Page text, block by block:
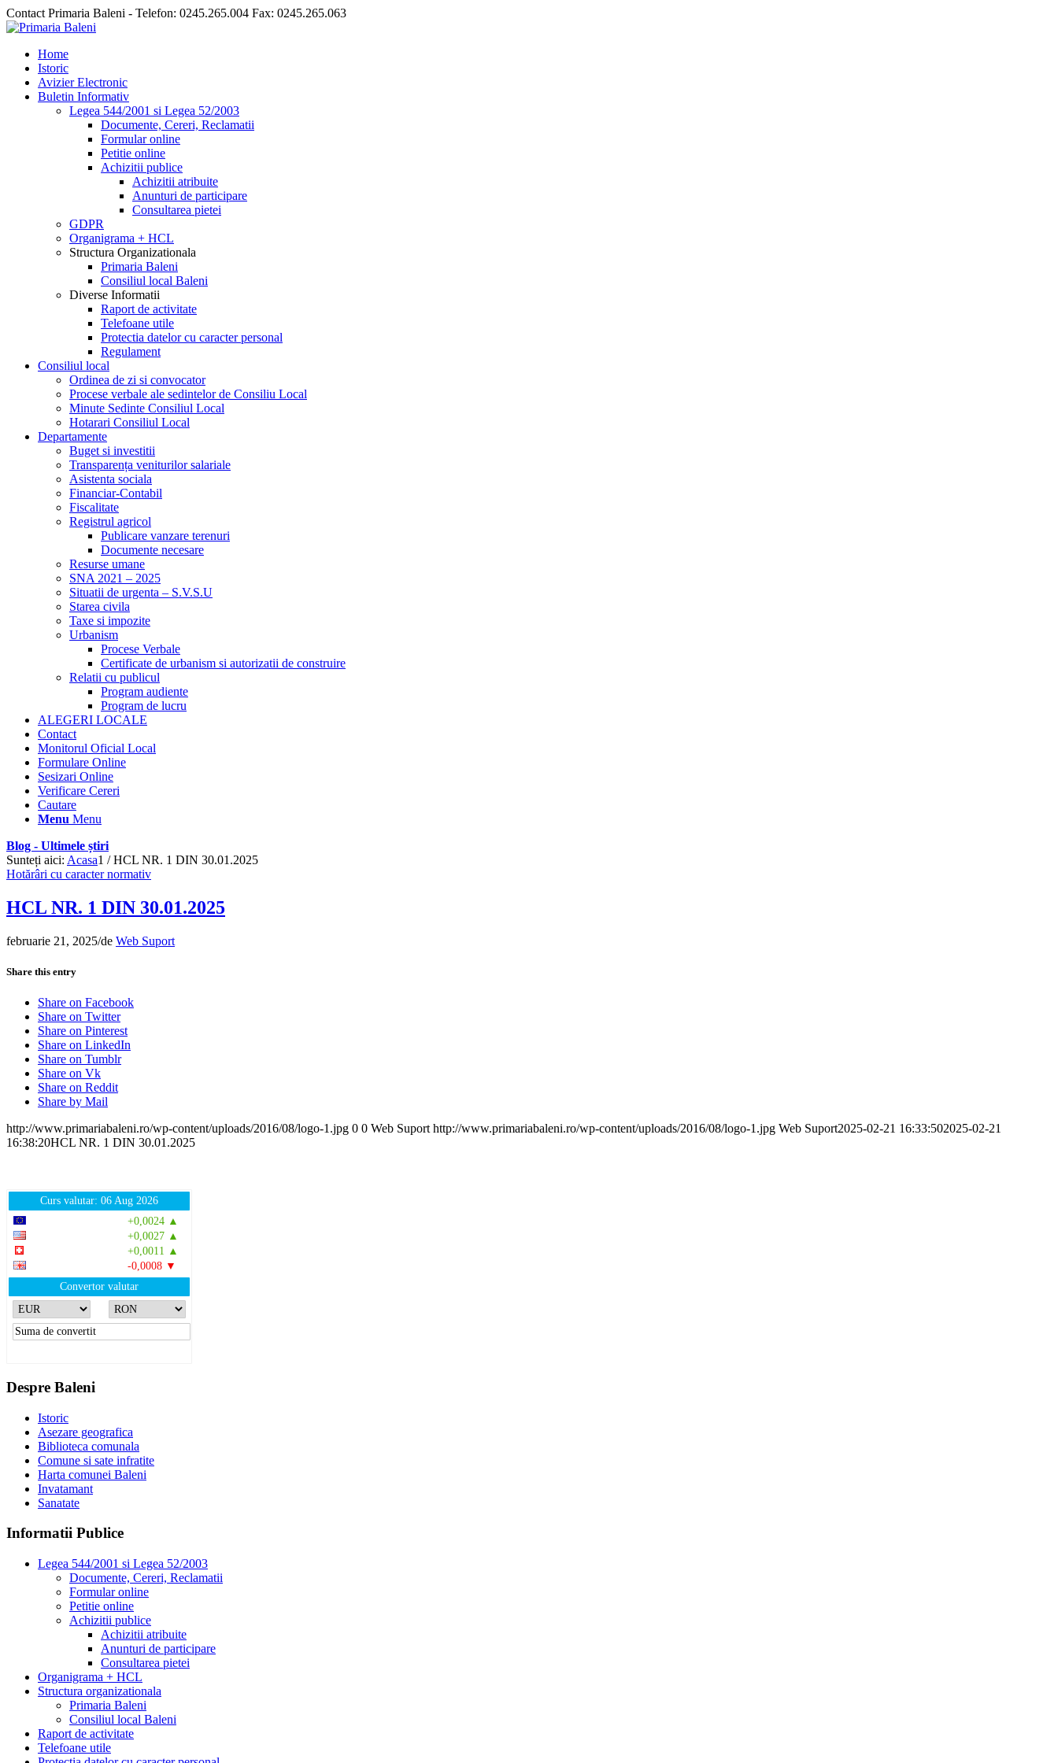
Contact Primaria Baleni - Telefon: 0245.265.004 Fax: 0245.265.063
Home
Istoric
Avizier Electronic
Buletin Informativ
Legea 544/2001 si Legea 52/2003
Documente, Cereri, Reclamatii
Formular online
Petitie online
Achizitii publice
Achizitii atribuite
Anunturi de participare
Consultarea pietei
GDPR
Organigrama + HCL
Structura Organizationala
Primaria Baleni
Consiliul local Baleni
Diverse Informatii
Raport de activitate
Telefoane utile
Protectia datelor cu caracter personal
Regulament
Consiliul local
Ordinea de zi si convocator
Procese verbale ale sedintelor de Consiliu Local
Minute Sedinte Consiliul Local
Hotarari Consiliul Local
Departamente
Buget si investitii
Transparența veniturilor salariale
Asistenta sociala
Financiar-Contabil
Fiscalitate
Registrul agricol
Publicare vanzare terenuri
Documente necesare
Resurse umane
SNA 2021 – 2025
Situatii de urgenta – S.V.S.U
Starea civila
Taxe si impozite
Urbanism
Procese Verbale
Certificate de urbanism si autorizatii de construire
Relatii cu publicul
Program audiente
Program de lucru
ALEGERI LOCALE
Contact
Monitorul Oficial Local
Formulare Online
Sesizari Online
Verificare Cereri
Cautare
Menu Menu
Blog - Ultimele știri
Sunteți aici: Acasa1 / HCL NR. 1 DIN 30.01.2025
Hotărâri cu caracter normativ
HCL NR. 1 DIN 30.01.2025
februarie 21, 2025/de Web Suport
Share this entry
Share on Facebook
Share on Twitter
Share on Pinterest
Share on LinkedIn
Share on Tumblr
Share on Vk
Share on Reddit
Share by Mail
http://www.primariabaleni.ro/wp-content/uploads/2016/08/logo-1.jpg 0 0 Web Suport http://www.primariabaleni.ro/wp-content/uploads/2016/08/logo-1.jpg Web Suport2025-02-21 16:33:502025-02-21
16:38:20HCL NR. 1 DIN 30.01.2025
Curs valutar: 06 Aug 2026
+0,0024 ▲
+0,0027 ▲
+0,0011 ▲
-0,0008 ▼
Convertor valutar
Despre Baleni
Istoric
Asezare geografica
Biblioteca comunala
Comune si sate infratite
Harta comunei Baleni
Invatamant
Sanatate
Informatii Publice
Legea 544/2001 si Legea 52/2003
Documente, Cereri, Reclamatii
Formular online
Petitie online
Achizitii publice
Achizitii atribuite
Anunturi de participare
Consultarea pietei
Organigrama + HCL
Structura organizationala
Primaria Baleni
Consiliul local Baleni
Raport de activitate
Telefoane utile